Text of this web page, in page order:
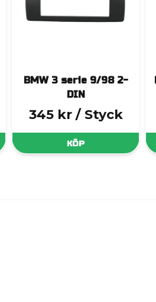
BMW 3 serie 9/98 2-
DIN
345 kr / Styck
KÖP